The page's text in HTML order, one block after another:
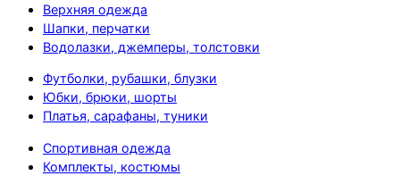
Верхняя одежда
Шапки, перчатки
Водолазки, джемперы, толстовки
Футболки, рубашки, блузки
Юбки, брюки, шорты
Платья, сарафаны, туники
Спортивная одежда
Комплекты, костюмы